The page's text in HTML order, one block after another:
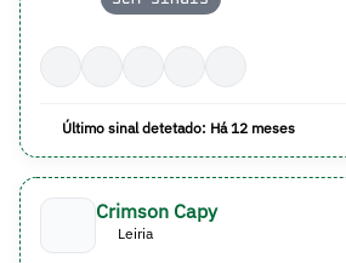
Último sinal detetado: Há 12 meses
Crimson Capy
Leiria